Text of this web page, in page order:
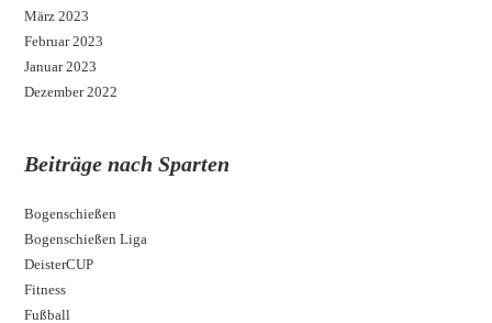
März 2023
Februar 2023
Januar 2023
Dezember 2022
Beiträge nach Sparten
Bogenschießen
Bogenschießen Liga
DeisterCUP
Fitness
Fußball